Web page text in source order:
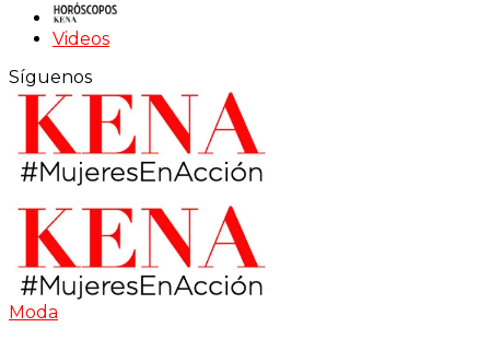
Videos
Síguenos
Moda